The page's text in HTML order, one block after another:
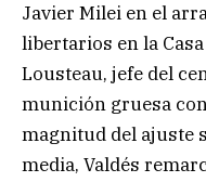
Javier Milei en el
libertarios en la
Lousteau, jefe del
munición gruesa
magnitud del ajuste
media, Valdés